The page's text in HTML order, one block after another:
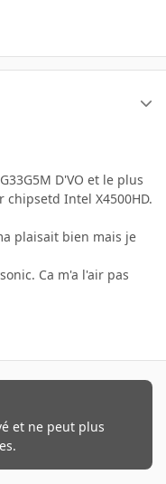
D'VO et le plus
chipsetd Intel X4500HD.
plaisait bien mais je
Ca m'a l'air pas
et ne peut plus